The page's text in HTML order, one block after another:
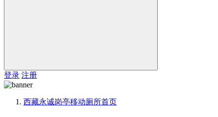
登录 注册
西藏永诚岗亭移动厕所首页